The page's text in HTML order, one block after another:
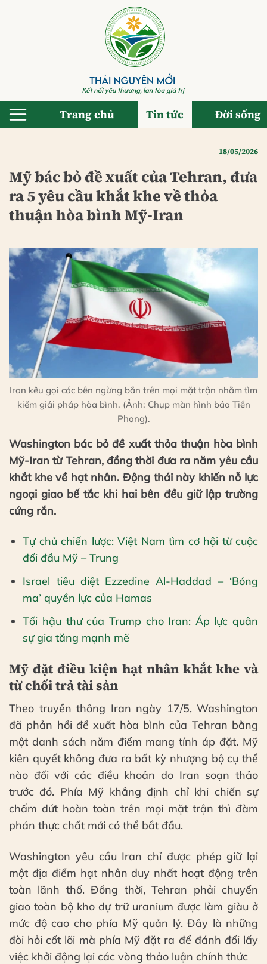
Trang chủ Tin tức Đời sống
18/05/2026
Mỹ bác bỏ đề xuất của Tehran, đưa
ra 5 yêu cầu khắt khe về thỏa
thuận hòa bình Mỹ-Iran
Iran kêu gọi các bên ngừng bắn trên mọi mặt trận nhằm tìm
kiếm giải pháp hòa bình. (Ảnh: Chụp màn hình báo Tiền
Phong).
Washington bác bỏ đề xuất thỏa thuận hòa bình
Mỹ-Iran từ Tehran, đồng thời đưa ra năm yêu cầu
khắt khe về hạt nhân. Động thái này khiến nỗ lực
ngoại giao bế tắc khi hai bên đều giữ lập trường
cứng rắn.
Tự chủ chiến lược: Việt Nam tìm cơ hội từ cuộc
đối đầu Mỹ – Trung
Israel tiêu diệt Ezzedine Al-Haddad – ‘Bóng
ma’ quyền lực của Hamas
Tối hậu thư của Trump cho Iran: Áp lực quân
sự gia tăng mạnh mẽ
Mỹ đặt điều kiện hạt nhân khắt khe và
từ chối trả tài sản
Theo truyền thông Iran ngày 17/5, Washington
đã phản hồi đề xuất hòa bình của Tehran bằng
một danh sách năm điểm mang tính áp đặt. Mỹ
kiên quyết không đưa ra bất kỳ nhượng bộ cụ thể
nào đối với các điều khoản do Iran soạn thảo
trước đó. Phía Mỹ khẳng định chỉ khi chiến sự
chấm dứt hoàn toàn trên mọi mặt trận thì đàm
phán thực chất mới có thể bắt đầu.
Washington yêu cầu Iran chỉ được phép giữ lại
một địa điểm hạt nhân duy nhất hoạt động trên
toàn lãnh thổ. Đồng thời, Tehran phải chuyển
giao toàn bộ kho dự trữ uranium được làm giàu ở
mức độ cao cho phía Mỹ quản lý. Đây là những
đòi hỏi cốt lõi mà phía Mỹ đặt ra để đánh đổi lấy
việc khởi động lại các vòng thảo luận chính thức